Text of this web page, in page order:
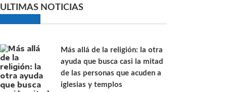
ULTIMAS NOTICIAS
Más allá de la religión: la otra
ayuda que busca casi la mitad
de las personas que acuden a
iglesias y templos